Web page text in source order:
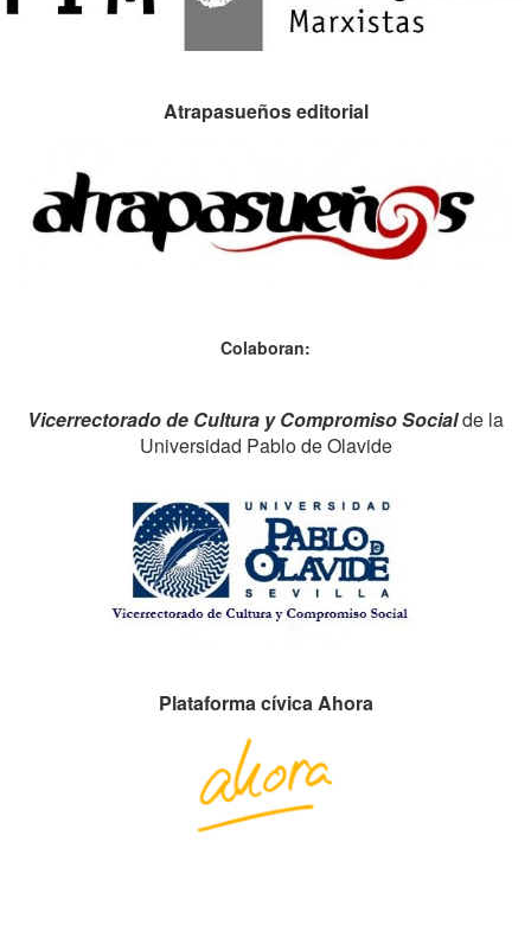
Atrapasueños editorial
Colaboran:
Vicerrectorado de Cultura y Compromiso Socialde la
Universidad Pablo de Olavide
Plataforma cívica Ahora